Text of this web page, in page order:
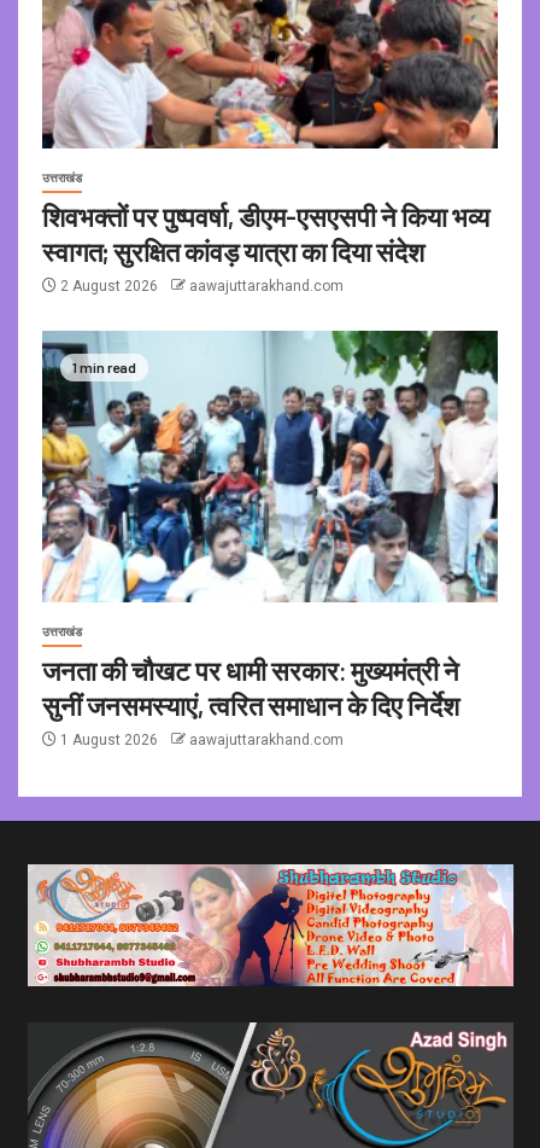
उत्तराखंड
शिवभक्तों पर पुष्पवर्षा, डीएम-एसएसपी ने किया भव्य
स्वागत; सुरक्षित कांवड़ यात्रा का दिया संदेश
2 August 2026 aawajuttarakhand.com
1 min read
उत्तराखंड
जनता की चौखट पर धामी सरकार: मुख्यमंत्री ने
सुनीं जनसमस्याएं, त्वरित समाधान के दिए निर्देश
1 August 2026 aawajuttarakhand.com